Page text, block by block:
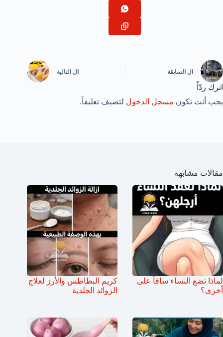
ال السابقة ال التالية
اترك ردّاً
يجب أنت تكون مسجل الدخول لتضيف تعليقاً.
مقالات مشابهة
لماذا تضع النساء ساقاً على
أخرى؟
كريم البطاطس والأرز لعلاج
الزوائد الجلدية